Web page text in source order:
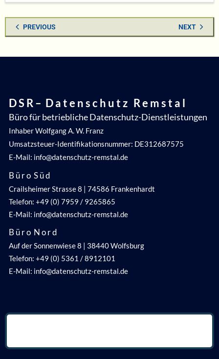
PREVIOUS NEXT
D S R – D a t e n s c h u t z R e m s t a l
Büro für betriebliche Datenschutz-Dienstleistungen
Inhaber Wolfgang A. W. Franz
Umsatzsteuer-Identifikationsnummer: DE312687575
E-Mail: info@datenschutz-remstal.de
B ü r o S ü d
Crailsheimer Strasse 8 | 74586 Frankenhardt
Telefon: +49 (0) 7959 / 9265865
E-Mail: info@datenschutz-remstal.de
B ü r o N o r d
Auf der Sonnenwiese 8 | 38440 Wolfsburg
Telefon: +49 (0) 5361 / 8912101
E-Mail: info@datenschutz-remstal.de